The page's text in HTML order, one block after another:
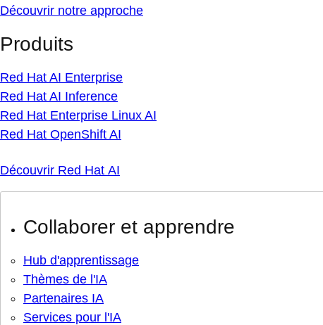
Découvrir notre approche
Produits
Red Hat AI Enterprise
Red Hat AI Inference
Red Hat Enterprise Linux AI
Red Hat OpenShift AI
Découvrir Red Hat AI
Collaborer et apprendre
Hub d'apprentissage
Thèmes de l'IA
Partenaires IA
Services pour l'IA